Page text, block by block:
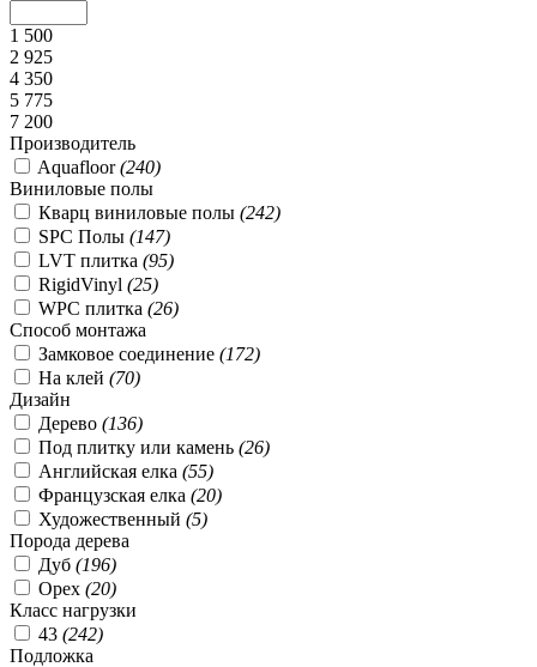
1 500
2 925
4 350
5 775
7 200
Производитель
Aquafloor(240)
Виниловые полы
Кварц виниловые полы (242)
SPC Полы (147)
LVT плитка (95)
RigidVinyl (25)
WPC плитка (26)
Способ монтажа
Замковое соединение (172)
На клей (70)
Дизайн
Дерево (136)
Под плитку или камень (26)
Английская елка (55)
Французская елка (20)
Художественный (5)
Порода дерева
Дуб (196)
Орех (20)
Класс нагрузки
43 (242)
Подложка